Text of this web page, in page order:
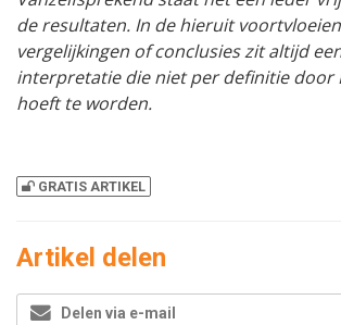
de resultaten. In de hieruit
vergelijkingen of conclusies zit altijd
interpretatie die niet per definitie door
hoeft te worden.
GRATIS ARTIKEL
Artikel delen
Delen via e-mail